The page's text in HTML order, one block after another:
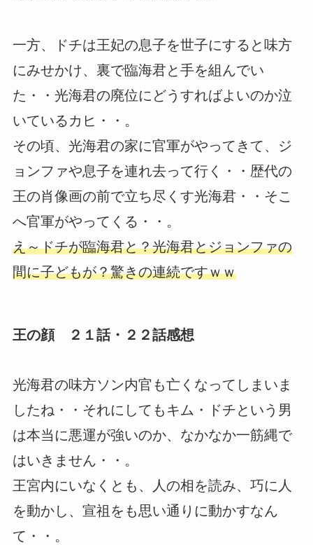
一方、ドチは王妃の息子を世子にすると味方
にみせかけ、裏で臨海君と手を組んでい
た・・光海君の廃位にどうすればよいのか泣
いているカヒ・・。
その頃、光海君の家に官軍がやってきて、ジ
ョンファや息子を連れ去って行く・・歴代の
王の肖像画の前で立ち尽くす光海君・・そこ
へ官軍がやってくる・・。
え～ドチが臨海君と？光海君とジョンファの
間に子どもが？驚きの連続ですｗｗ
王の顔 ２１話・２２話感想
光海君の味方ソン内官も亡くなってしまいま
したね・・それにしてもキム・ドチという男
は本当に悪運が強いのか、なかなか一筋縄で
はいきません・・。
王宮内にいなくとも、人の相を読み、巧に人
を動かし、宣祖をも思い通りに動かすなん
て・・。